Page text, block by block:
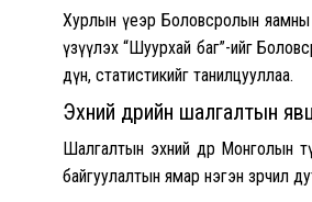
Хурлын үеэр Боловсролын яамны
үзүүлэх “Шуурхай баг”-ийг
дүн, статистикийг танилцууллаа.
Эхний өдрийн шалгалтын
Шалгалтын эхний өдөр Монголын
байгуулалтын ямар нэгэн зөрчил